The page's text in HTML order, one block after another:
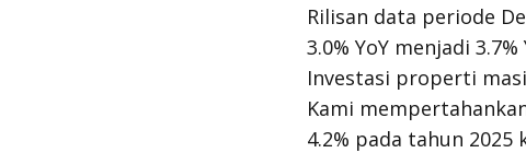
Rilisan data periode
3.0% YoY menjadi
Investasi properti
Kami
4.2% pada tahun